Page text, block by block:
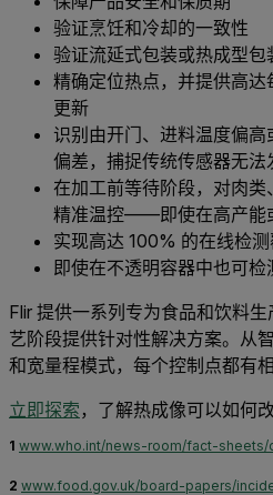
验证烹饪和冷却的一致性
验证流延式包装或热成型包
精确定位热点，并提供高
更新
识别由开门、进料温度偏
偏差，捕捉传统传感器无法
在加工前等待阶段，对肉
精准温控——即使在高产能
实现高达 100% 的在线检测
即使在不透明容器中也可检
Flir 提供一系列专为食品和饮料
艺阶段提供针对性解决方案。从
和宽量程模式，每个控制点都有相
立即探索 ，了解热成像可以如何
1 www.who.int/news-room/fact-
2 www.food.gov.uk/board-papers/